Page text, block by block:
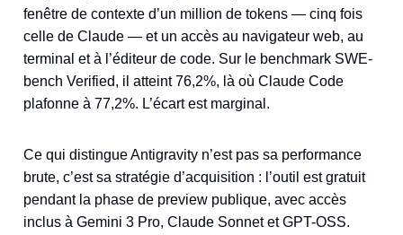
fenêtre de contexte d’un million de tokens — cinq fois
celle de Claude — et un accès au navigateur web, au
terminal et à l’éditeur de code. Sur le benchmark SWE-
bench Verified, il atteint 76,2%, là où Claude Code
plafonne à 77,2%. L’écart est marginal.
Ce qui distingue Antigravity n’est pas sa performance
brute, c’est sa stratégie d’acquisition : l’outil est gratuit
pendant la phase de preview publique, avec accès
inclus à Gemini 3 Pro, Claude Sonnet et GPT-OSS.